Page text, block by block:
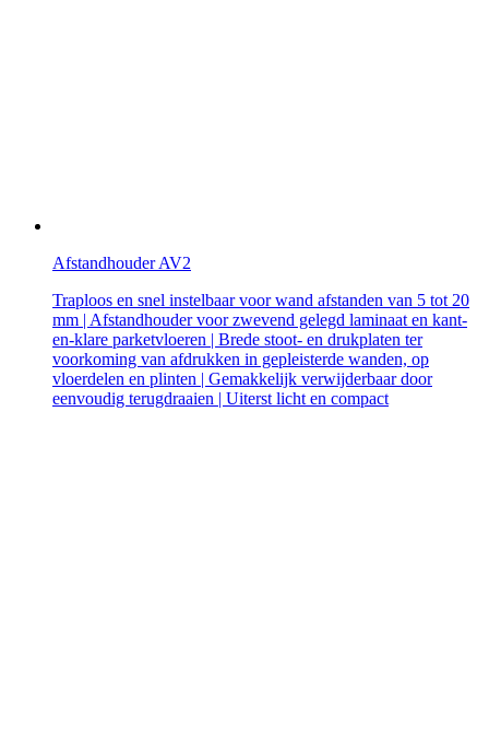
Afstandhouder AV2
Traploos en snel instelbaar voor wand afstanden van 5 tot 20
mm | Afstandhouder voor zwevend gelegd laminaat en kant-
en-klare parketvloeren | Brede stoot- en drukplaten ter
voorkoming van afdrukken in gepleisterde wanden, op
vloerdelen en plinten | Gemakkelijk verwijderbaar door
eenvoudig terugdraaien | Uiterst licht en compact